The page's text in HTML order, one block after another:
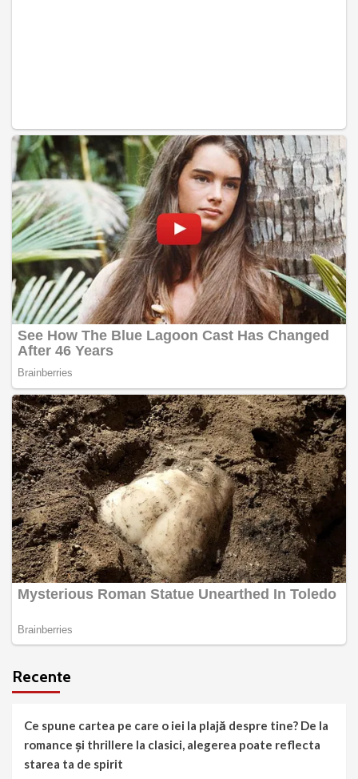
Recente
Ce spune cartea pe care o iei la plajă despre tine? De la
romance și thrillere la clasici, alegerea poate reflecta
starea ta de spirit